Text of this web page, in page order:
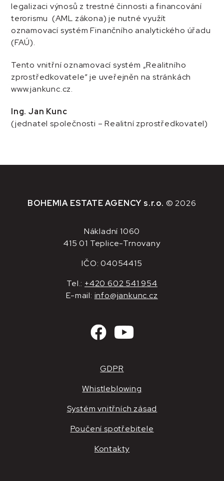
legalizaci výnosů z trestné činnosti a financování
terorismu (AML zákona) je nutné využít
oznamovací systém Finančního analytického úřadu
(FAÚ).
Tento vnitřní oznamovací systém „Realitního
zprostředkovatele“ je uveřejněn na stránkách
www.jankunc.cz.
Ing. Jan Kunc
(jednatel společnosti – Realitní zprostředkovatel)
BOHEMIA ESTATE AGENCY s.r.o. © 2026
Nákladní 1060
415 01 Teplice-Trnovany
IČO: 04054415
Tel.: +420 602 541 954
E-mail: info@jankunc.cz
GDPR
Whistleblowing
Systém vnitřních zásad
Poučení spotřebitele
Kontakty